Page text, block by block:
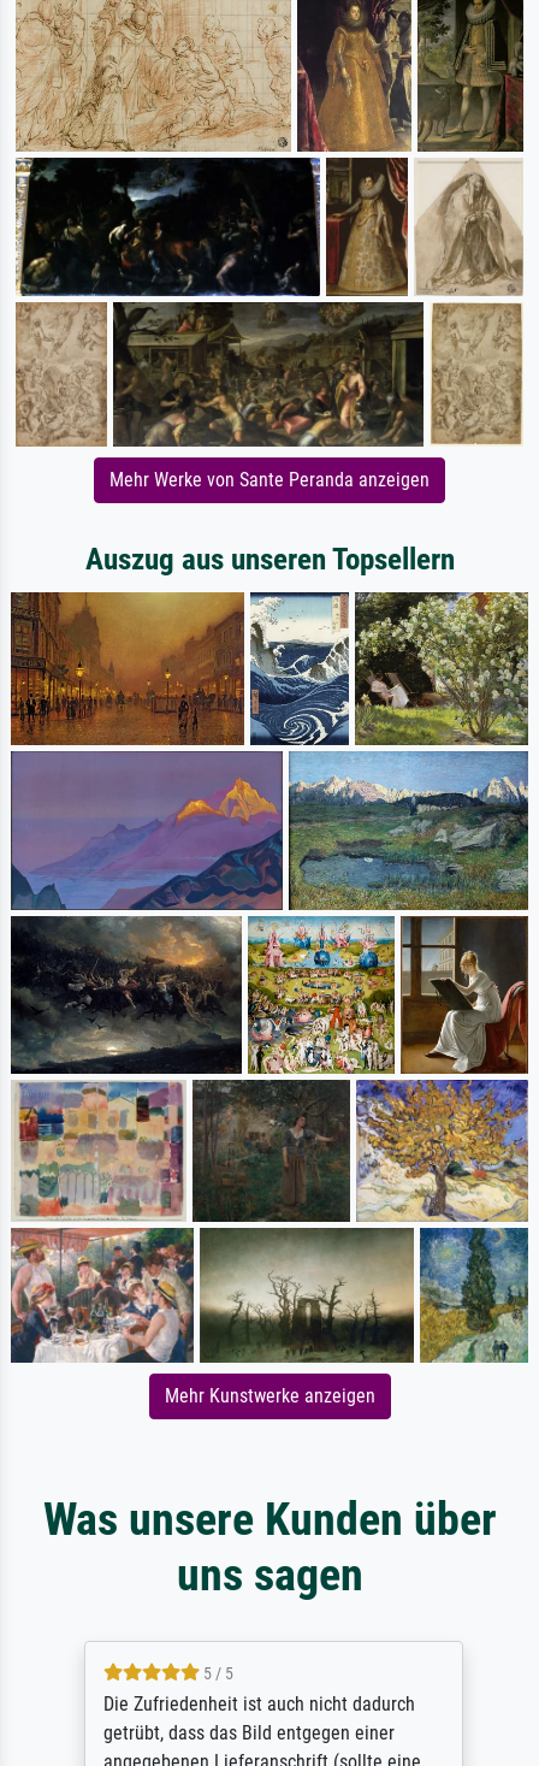
Mehr Werke von Sante Peranda anzeigen
Auszug aus unseren Topsellern
Mehr Kunstwerke anzeigen
Was unsere Kunden über
uns sagen
5 / 5
Die Zufriedenheit ist auch nicht dadurch
getrübt, dass das Bild entgegen einer